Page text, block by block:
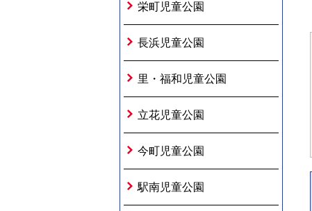
栄町児童公園
長浜児童公園
里・福和児童公園
立花児童公園
今町児童公園
駅南児童公園